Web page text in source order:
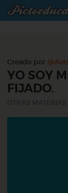
Creado por
YO SOY
FIJADO.